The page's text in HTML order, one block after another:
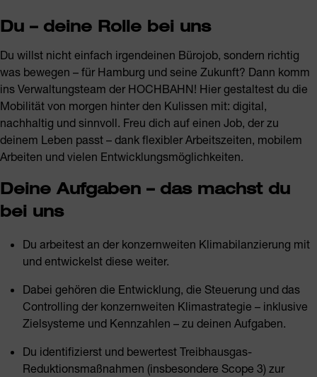
Du – deine Rolle bei uns
Du willst nicht einfach irgendeinen Bürojob, sondern richtig
was bewegen – für Hamburg und seine Zukunft? Dann komm
ins Verwaltungsteam der HOCHBAHN! Hier gestaltest du die
Mobilität von morgen hinter den Kulissen mit: digital,
nachhaltig und sinnvoll. Freu dich auf einen Job, der zu
deinem Leben passt – dank flexibler Arbeitszeiten, mobilem
Arbeiten und vielen Entwicklungsmöglichkeiten.
Deine Aufgaben – das machst du
bei uns
Du arbeitest an der konzernweiten Klimabilanzierung mit
und entwickelst diese weiter.
Dabei gehören die Entwicklung, die Steuerung und das
Controlling der konzernweiten Klimastrategie – inklusive
Zielsysteme und Kennzahlen – zu deinen Aufgaben.
Du identifizierst und bewertest Treibhausgas-
Reduktionsmaßnahmen (insbesondere Scope 3) zur